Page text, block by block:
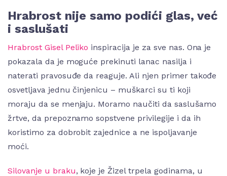
Hrabrost nije samo podići glas, već
i saslušati
Hrabrost Gisel Peliko inspiracija je za sve nas. Ona je
pokazala da je moguće prekinuti lanac nasilja i
naterati pravosuđe da reaguje. Ali njen primer takođe
osvetljava jednu činjenicu – muškarci su ti koji
moraju da se menjaju. Moramo naučiti da saslušamo
žrtve, da prepoznamo sopstvene privilegije i da ih
koristimo za dobrobit zajednice a ne ispoljavanje
moći.
Silovanje u braku, koje je Žizel trpela godinama, u